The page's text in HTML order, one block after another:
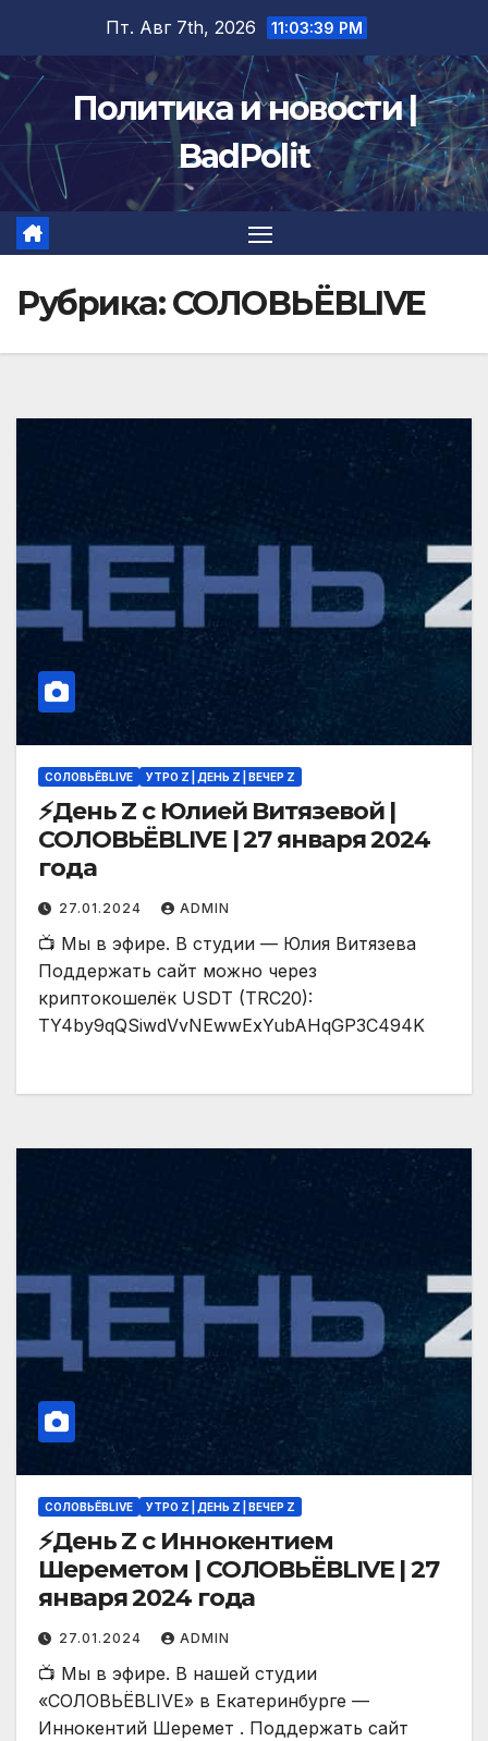
содержимому
Пт. Авг 7th, 2026 11:03:41 PM
Политика и новости |
BadPolit
Рубрика:СОЛОВЬЁВLIVE
СОЛОВЬЁВLIVE УТРО Z | ДЕНЬ Z | ВЕЧЕР Z
⚡️День Z с Юлией Витязевой |
СОЛОВЬЁВLIVE | 27 января 2024
года
27.01.2024 ADMIN
📺 Мы в эфире. В студии — Юлия Витязева
Поддержать сайт можно через
криптокошелёк USDT (TRC20):
TY4by9qQSiwdVvNEwwExYubAHqGP3C494K
СОЛОВЬЁВLIVE УТРО Z | ДЕНЬ Z | ВЕЧЕР Z
⚡️День Z с Иннокентием
Шереметом | СОЛОВЬЁВLIVE | 27
января 2024 года
27.01.2024 ADMIN
📺 Мы в эфире. В нашей студии
«СОЛОВЬЁВLIVE» в Екатеринбурге —
Иннокентий Шеремет . Поддержать сайт